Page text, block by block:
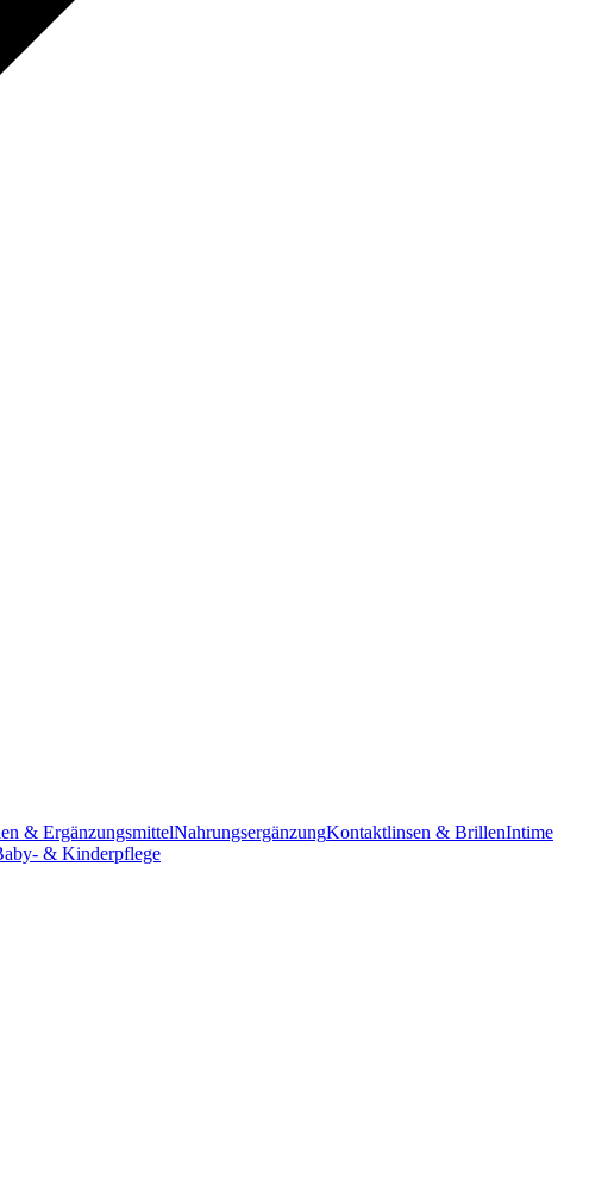
& ErgänzungsmittelNahrungsergänzungKontaktlinsen & BrillenIntime
& Kinderpflege